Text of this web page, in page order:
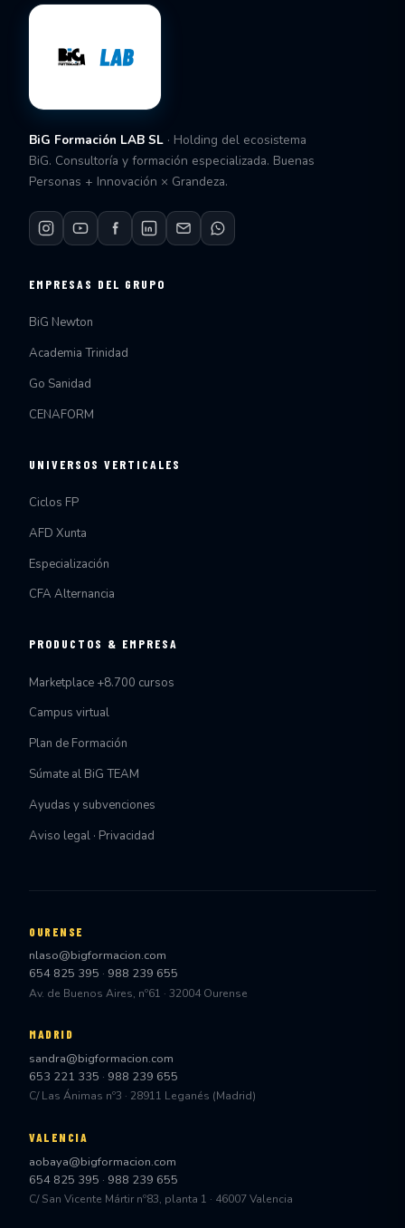
BiG Formación LAB SL · Holding del ecosistema
BiG. Consultoría y formación especializada. Buenas
Personas + Innovación × Grandeza.
EMPRESAS DEL GRUPO
BiG Newton
Academia Trinidad
Go Sanidad
CENAFORM
UNIVERSOS VERTICALES
Ciclos FP
AFD Xunta
Especialización
CFA Alternancia
PRODUCTOS & EMPRESA
Marketplace +8.700 cursos
Campus virtual
Plan de Formación
Súmate al BiG TEAM
Ayudas y subvenciones
Aviso legal · Privacidad
OURENSE
nlaso@bigformacion.com
654 825 395 · 988 239 655
Av. de Buenos Aires, nº61 · 32004 Ourense
MADRID
sandra@bigformacion.com
653 221 335 · 988 239 655
C/ Las Ánimas nº3 · 28911 Leganés (Madrid)
VALENCIA
aobaya@bigformacion.com
654 825 395 · 988 239 655
C/ San Vicente Mártir nº83, planta 1 · 46007 Valencia